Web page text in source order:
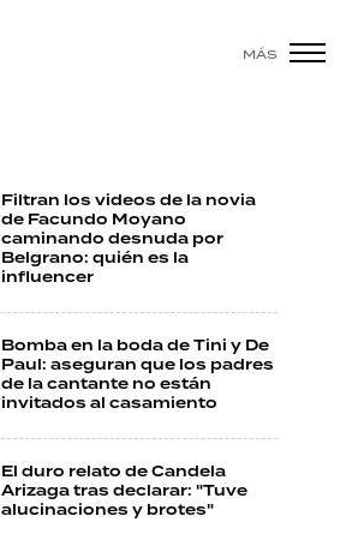
MÁS
Filtran los videos de la novia
de Facundo Moyano
caminando desnuda por
Belgrano: quién es la
influencer
Bomba en la boda de Tini y De
Paul: aseguran que los padres
de la cantante no están
invitados al casamiento
El duro relato de Candela
Arizaga tras declarar: "Tuve
alucinaciones y brotes"